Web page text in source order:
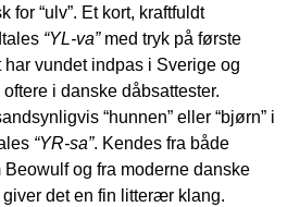
for “ulv”. Et kort, kraftfuldt
“YL-va”med tryk på første
vundet indpas i Sverige og
i danske dåbsattester.
“hunnen” eller “bjørn” i
“YR-sa”. Kendes fra både
og fra moderne danske
det en fin litterær klang.